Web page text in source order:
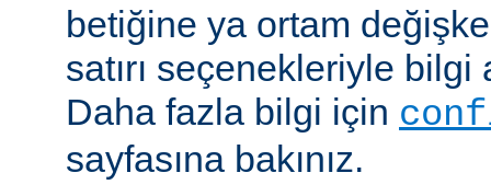
betiğine ya ortam
satırı seçenekleriyle bilgi
Daha fazla bilgi için
sayfasına bakınız.